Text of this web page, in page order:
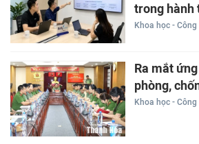
trong hành
Khoa học - Công
Ra mắt
phòng,
Khoa học - Công